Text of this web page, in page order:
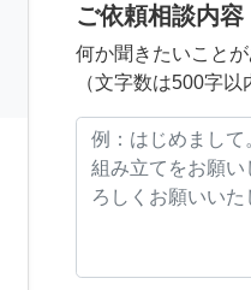
ご依頼相談内容
何か聞きたいこと
（文字数は500字以